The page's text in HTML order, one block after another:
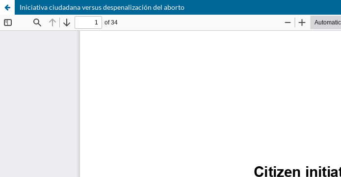
Iniciativa ciudadana versus despenalización del aborto